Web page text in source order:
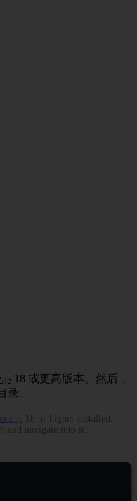
18 或更高版本。然后，
录。
18 or higher installed.
and navigate into it.